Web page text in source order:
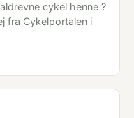
cykel henne ?
fra Cykelportalen i